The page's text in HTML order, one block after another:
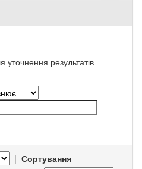
уточнення результатів
| Сортування